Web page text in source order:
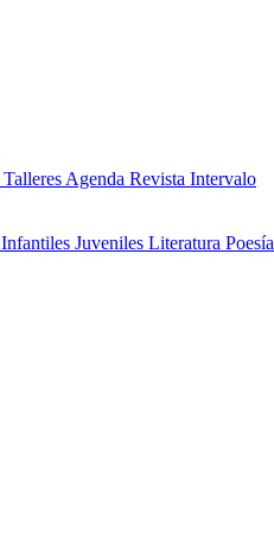
Talleres Agenda Revista Intervalo
Infantiles Juveniles Literatura Poesía